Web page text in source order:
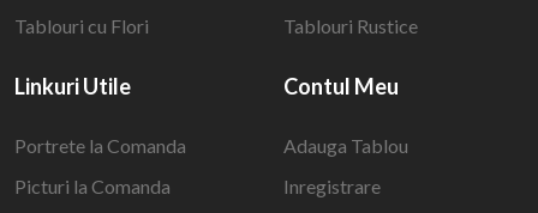
Tablouri cu Flori
Tablouri Rustice
Linkuri Utile
Portrete la Comanda
Picturi la Comanda
Contul Meu
Adauga Tablou
Inregistrare